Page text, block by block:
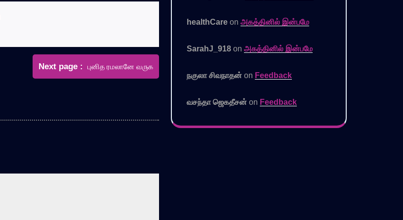
Next page
Newer
புனித ரமலானே வ௫க
healthCare on அகத்தினில் இன்பமே
SarahJ_918 on அகத்தினில் இன்பமே
நகுலா சிவநாதன் on Feedback
வசந்தா ஜெகதீசன் on Feedback